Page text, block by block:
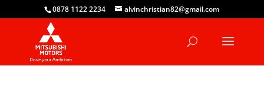
0878 1122 2234 alvinchristian82@gmail.com